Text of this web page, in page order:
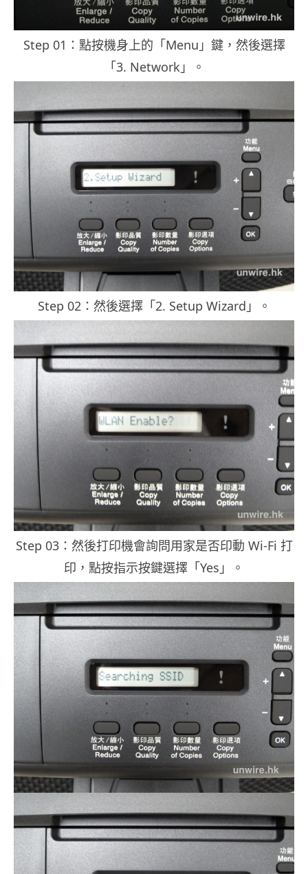
Step 01：點按機身上的「Menu」鍵，然後選擇
「3. Network」。
Step 02：然後選擇「2. Setup Wizard」。
Step 03：然後打印機會詢問用家是否印動 Wi-Fi 打
印，點按指示按鍵選擇「Yes」。